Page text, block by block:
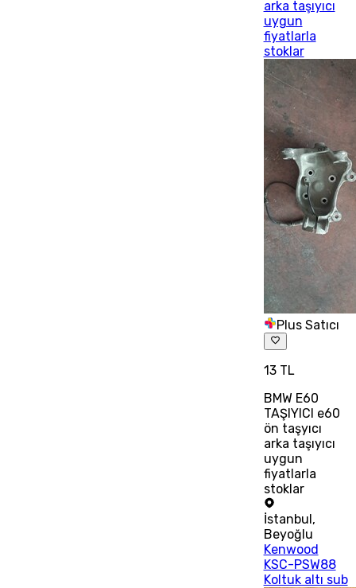
arka taşıyıcı
uygun
fiyatlarla
stoklar
Plus Satıcı
13 TL
BMW E60
TAŞIYICI e60
ön taşyıcı
arka taşıyıcı
uygun
fiyatlarla
stoklar
İstanbul,
Beyoğlu
Kenwood
KSC-PSW88
Koltuk altı sub